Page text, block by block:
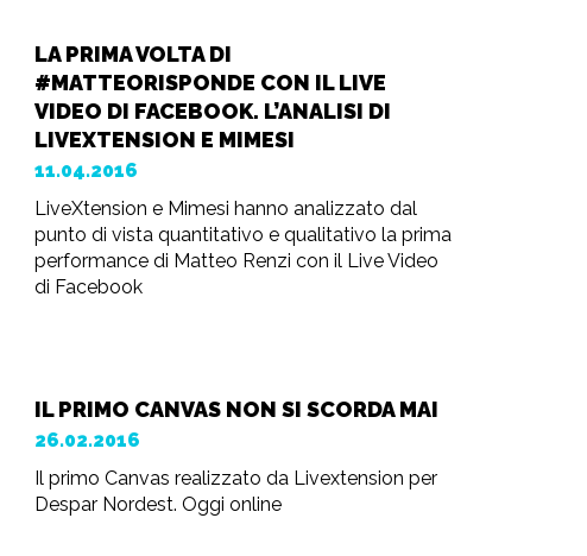
LA PRIMA VOLTA DI
#MATTEORISPONDE CON IL LIVE
VIDEO DI FACEBOOK. L’ANALISI DI
LIVEXTENSION E MIMESI
11.04.2016
LiveXtension e Mimesi hanno analizzato dal
punto di vista quantitativo e qualitativo la prima
performance di Matteo Renzi con il Live Video
di Facebook
IL PRIMO CANVAS NON SI SCORDA MAI
26.02.2016
Il primo Canvas realizzato da Livextension per
Despar Nordest. Oggi online